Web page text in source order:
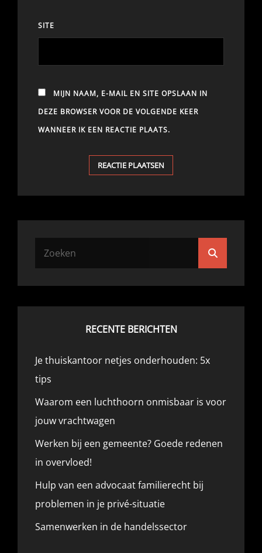
SITE
MIJN NAAM, E-MAIL EN SITE OPSLAAN IN
DEZE BROWSER VOOR DE VOLGENDE KEER
WANNEER IK EEN REACTIE PLAATS.
RECENTE BERICHTEN
Je thuiskantoor netjes onderhouden: 5x
tips
Waarom een luchthoorn onmisbaar is voor
jouw vrachtwagen
Werken bij een gemeente? Goede redenen
in overvloed!
Hulp van een advocaat familierecht bij
problemen in je privé-situatie
Samenwerken in de handelssector